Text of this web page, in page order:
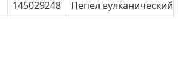
145029248 Пепел вулканический